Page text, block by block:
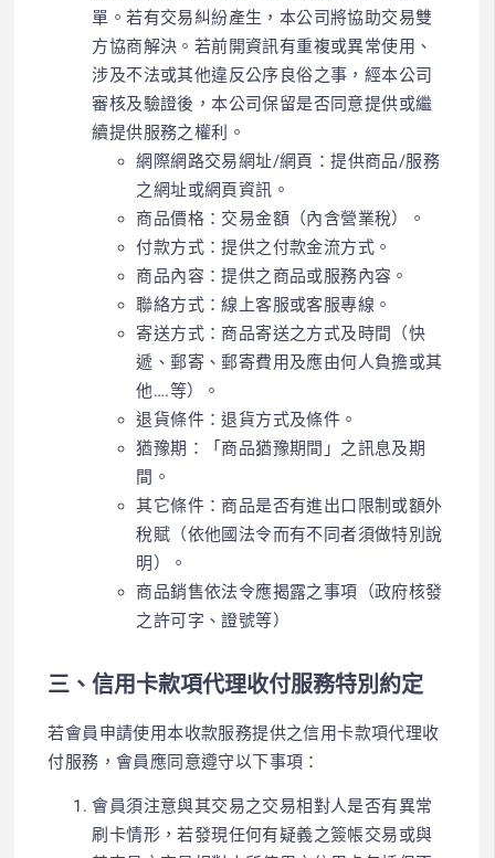
單。若有交易糾紛產生，本公司將協助交易雙
方協商解決。若前開資訊有重複或異常使用、
涉及不法或其他違反公序良俗之事，經本公司
審核及驗證後，本公司保留是否同意提供或繼
續提供服務之權利。
網際網路交易網址/網頁：提供商品/服務
之網址或網頁資訊。
商品價格：交易金額（內含營業稅）。
付款方式：提供之付款金流方式。
商品內容：提供之商品或服務內容。
聯絡方式：線上客服或客服專線。
寄送方式：商品寄送之方式及時間（快
遞、郵寄、郵寄費用及應由何人負擔或其
他….等）。
退貨條件：退貨方式及條件。
猶豫期：「商品猶豫期間」之訊息及期
間。
其它條件：商品是否有進出口限制或額外
稅賦（依他國法令而有不同者須做特別說
明）。
商品銷售依法令應揭露之事項（政府核發
之許可字、證號等）
三、信用卡款項代理收付服務特別約定
若會員申請使用本收款服務提供之信用卡款項代理收
付服務，會員應同意遵守以下事項：
會員須注意與其交易之交易相對人是否有異常
刷卡情形，若發現任何有疑義之簽帳交易或與